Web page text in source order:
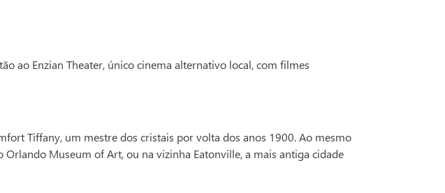
ao Enzian Theater, único cinema alternativo local, com filmes
Tiffany, um mestre dos cristais por volta dos anos 1900. Ao mesmo
Museum of Art, ou na vizinha Eatonville, a mais antiga cidade